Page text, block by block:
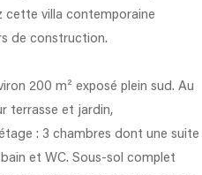
cette villa contemporaine
de construction.
200 m² exposé plein sud. Au
terrasse et jardin,
: 3 chambres dont une suite
et WC. Sous‑sol complet